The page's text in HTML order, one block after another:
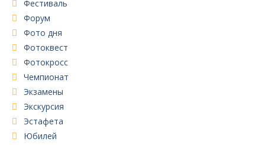
Фестиваль
Форум
Фото дня
Фотоквест
Фотокросс
Чемпионат
Экзамены
Экскурсия
Эстафета
Юбилей